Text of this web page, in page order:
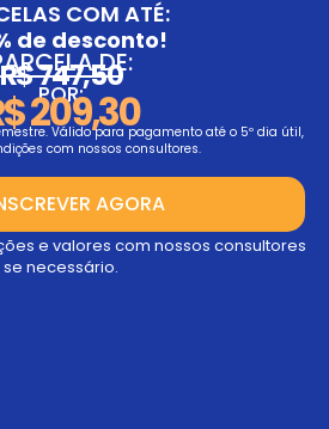
COM ATÉ:
de desconto!
DE:
R$ 747,50
POR:
209,30
Válido para pagamento até o 5º dia útil,
com nossos consultores.
AGORA
e valores com nossos consultores
se necessário.